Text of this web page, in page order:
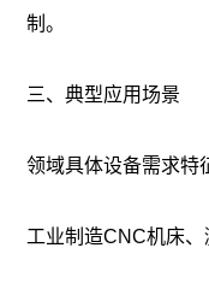
制‌。
三、典型应用场景
‌领域‌‌具体设备‌需求特
工业制造CNC机床、